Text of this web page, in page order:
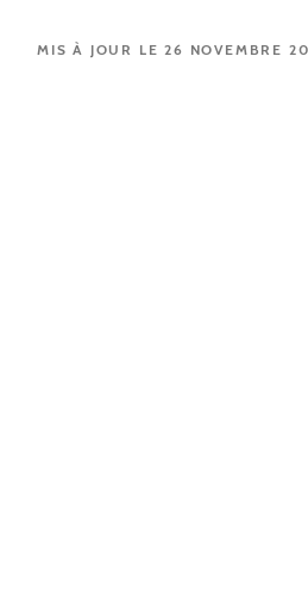
MIS À JOUR LE 26 NOVEMBRE